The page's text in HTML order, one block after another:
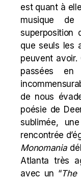
est quant à
musique
superposition
que seuls les
peuvent avoir.
passées
de nous
poésie de
sublimée,
rencontrée
Monomania
Atlanta très
avec un “The